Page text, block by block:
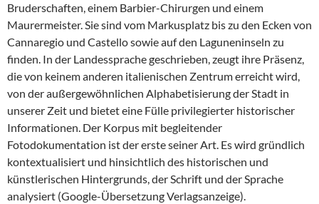
Bruderschaften, einem Barbier-Chirurgen und einem
Maurermeister. Sie sind vom Markusplatz bis zu den Ecken von
Cannaregio und Castello sowie auf den Laguneninseln zu
finden. In der Landessprache geschrieben, zeugt ihre Präsenz,
die von keinem anderen italienischen Zentrum erreicht wird,
von der außergewöhnlichen Alphabetisierung der Stadt in
unserer Zeit und bietet eine Fülle privilegierter historischer
Informationen. Der Korpus mit begleitender
Fotodokumentation ist der erste seiner Art. Es wird gründlich
kontextualisiert und hinsichtlich des historischen und
künstlerischen Hintergrunds, der Schrift und der Sprache
analysiert (Google-Übersetzung Verlagsanzeige).